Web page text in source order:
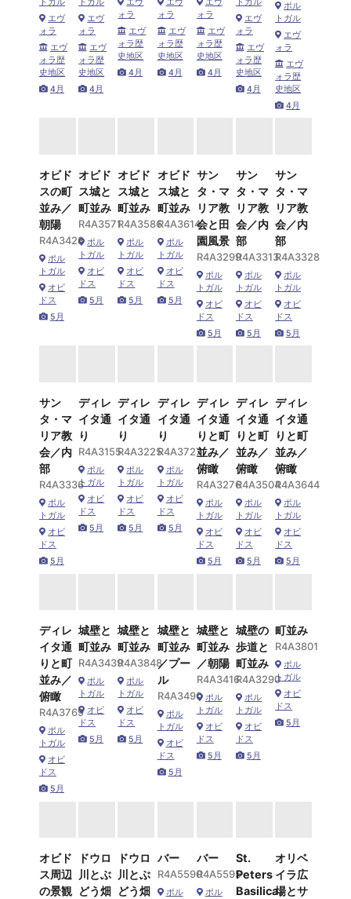
エヴ
ォラ
エヴ
ォラ歴
史地区
4月
エヴ
ォラ
エヴ
ォラ歴
史地区
4月
ォラ
エヴ
ォラ歴
史地区
4月
ォラ
エヴ
ォラ歴
史地区
4月
ォラ
エヴ
ォラ歴
史地区
4月
エヴ
ォラ
エヴ
ォラ歴
史地区
4月
ポル
トガル
エヴ
ォラ
エヴ
ォラ歴
史地区
4月
オビド
スの町
並み／
朝陽
R4A3428
ポル
トガル
オビ
ドス
5月
オビド
ス城と
町並み
R4A3571
ポル
トガル
オビ
ドス
5月
オビド
ス城と
町並み
R4A3586
ポル
トガル
オビ
ドス
5月
オビド
ス城と
町並み
R4A3614
ポル
トガル
オビ
ドス
5月
サン
タ・マ
リア教
会と田
園風景
R4A3299
ポル
トガル
オビ
ドス
5月
サン
タ・マ
リア教
会／内
部
R4A3313
ポル
トガル
オビ
ドス
5月
サン
タ・マ
リア教
会／内
部
R4A3328
ポル
トガル
オビ
ドス
5月
サン
タ・マ
リア教
会／内
部
R4A3336
ポル
トガル
オビ
ドス
5月
ディレ
イタ通
り
R4A3155
ポル
トガル
オビ
ドス
5月
ディレ
イタ通
り
R4A3225
ポル
トガル
オビ
ドス
5月
ディレ
イタ通
り
R4A3727
ポル
トガル
オビ
ドス
5月
ディレ
イタ通
りと町
並み／
俯瞰
R4A3276
ポル
トガル
オビ
ドス
5月
ディレ
イタ通
りと町
並み／
俯瞰
R4A3504
ポル
トガル
オビ
ドス
5月
ディレ
イタ通
りと町
並み／
俯瞰
R4A3644
ポル
トガル
オビ
ドス
5月
ディレ
イタ通
りと町
並み／
俯瞰
R4A3769
ポル
トガル
オビ
ドス
5月
城壁と
町並み
R4A3439
ポル
トガル
オビ
ドス
5月
城壁と
町並み
R4A3848
ポル
トガル
オビ
ドス
5月
城壁と
町並み
／プー
ル
R4A3490
ポル
トガル
オビ
ドス
5月
城壁と
町並み
／朝陽
R4A3416
ポル
トガル
オビ
ドス
5月
城壁の
歩道と
町並み
R4A3290
ポル
トガル
オビ
ドス
5月
町並み
R4A3801
ポル
トガル
オビ
ドス
5月
オビド
ス周辺
の景観
ドウロ
川とぶ
どう畑
ドウロ
川とぶ
どう畑
バー
R4A5590
ポル
バー
R4A5595
ポル
St.
Peters
Basilica
オリベ
イラ広
場とサ